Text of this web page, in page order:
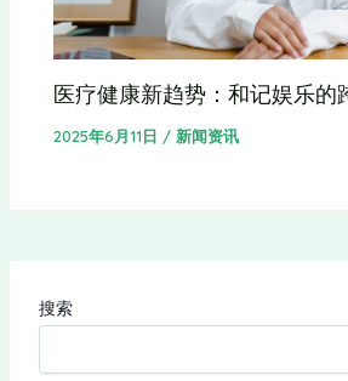
医疗健康新趋势：和记娱乐的
2025年6月11日 /新闻资讯
搜索